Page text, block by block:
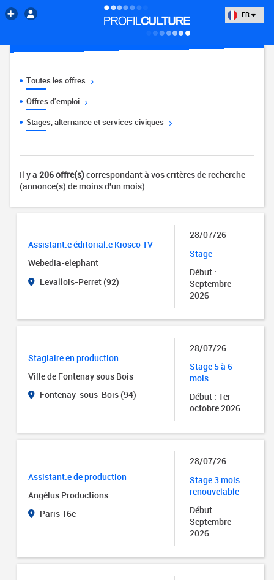
FR
Toutes les offres
Offres d'emploi
Stages, alternance et services civiques
Il y a 206 offre(s)correspondant à vos critères de recherche
(annonce(s) de moins d'un mois)
Assistant.e éditorial.e Kiosco TV
Webedia-elephant
Levallois-Perret (92)
28/07/26
Stage
Début :
Septembre
2026
Stagiaire en production
Ville de Fontenay sous Bois
Fontenay-sous-Bois (94)
28/07/26
Stage 5 à 6
mois
Début : 1er
octobre 2026
Assistant.e de production
Angélus Productions
Paris 16e
28/07/26
Stage 3 mois
renouvelable
Début :
Septembre
2026